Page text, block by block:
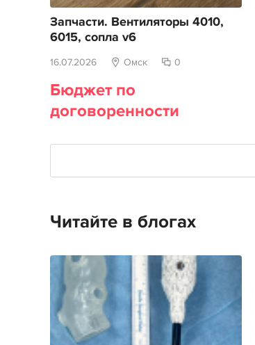
Запчасти. Вентиляторы 4010,
6015, сопла v6
16.07.2026 Омск 0
Бюджет по
договоренности
Читайте в блогах